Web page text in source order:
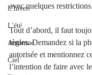
L'hiver
L'été
Automne
Ciel
avec quelques restrictions.
Tout d’abord, il faut
règles. Demandez si la
autorisée et mentionnez
l’intention de faire avec